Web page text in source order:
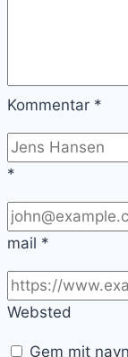
Kommentar *
*
mail *
Websted
Gem mit